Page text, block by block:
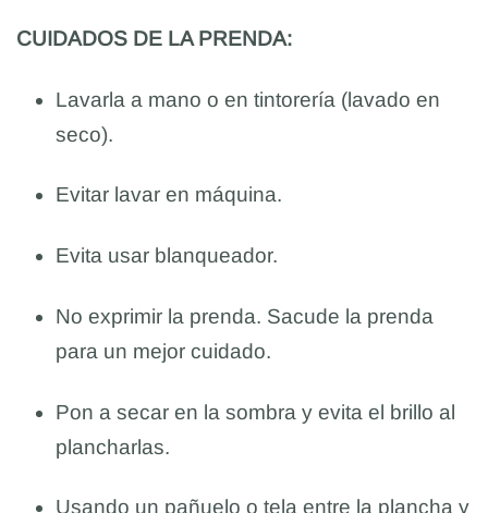
CUIDADOS DE LA PRENDA:
Lavarla a mano o en tintorería (lavado en
seco).
Evitar lavar en máquina.
Evita usar blanqueador.
No exprimir la prenda. Sacude la prenda
para un mejor cuidado.
Pon a secar en la sombra y evita el brillo al
plancharlas.
Usando un pañuelo o tela entre la plancha y